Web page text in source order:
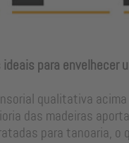
para envelhecer
qualitativa
das madeiras
para tanoaria, o